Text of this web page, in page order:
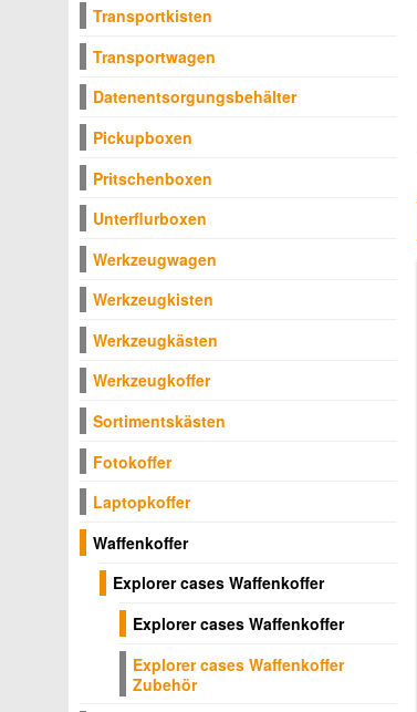
Transportkisten
Transportwagen
Datenentsorgungsbehälter
Pickupboxen
Pritschenboxen
Unterflurboxen
Werkzeugwagen
Werkzeugkisten
Werkzeugkästen
Werkzeugkoffer
Sortimentskästen
Fotokoffer
Laptopkoffer
Waffenkoffer
Explorer cases Waffenkoffer
Explorer cases Waffenkoffer
Explorer cases Waffenkoffer
Zubehör